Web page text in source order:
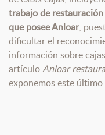
trabajo de
que posee Anloar,
dificultar el
información sobre
artículoAnloar
exponemos este último